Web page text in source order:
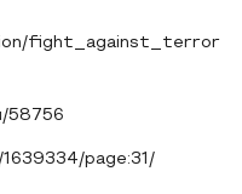
fight_against_terror
58756
page:31/